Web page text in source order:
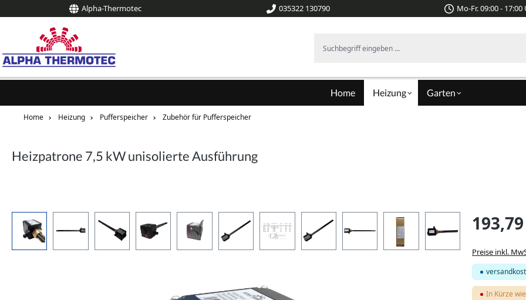
Zur Hauptnavigation springen
Alpha-Thermotec 035322 130790 Mo-Fr. 09:00 - 17:00
Home Heizung Garten
Home Heizung Pufferspeicher Zubehör für Pufferspeicher
Heizpatrone 7,5 kW unisolierte Ausführung
Bildergalerie überspringen
Preise inkl.
In Kürze